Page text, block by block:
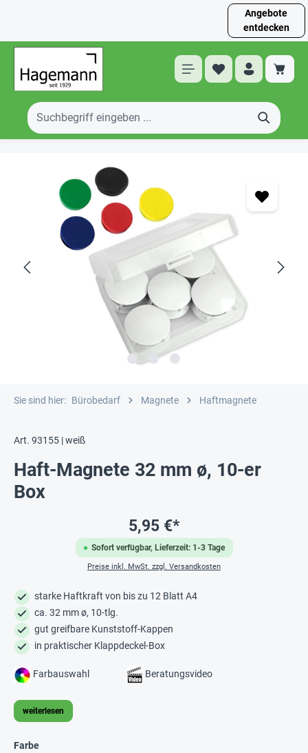
Angebote
entdecken
Sie sind hier: Bürobedarf Magnete Haftmagnete
Art. 93155 | weiß
Haft-Magnete 32 mm ø, 10-er
Box
Sofort verfügbar, Lieferzeit: 1-3 Tage
5,95 €*
Preise inkl. MwSt. zzgl. Versandkosten
starke Haftkraft von bis zu 12 Blatt A4
ca. 32 mm ø, 10-tlg.
gut greifbare Kunststoff-Kappen
in praktischer Klappdeckel-Box
Farbauswahl Beratungsvideo
weiterlesen
Farbe